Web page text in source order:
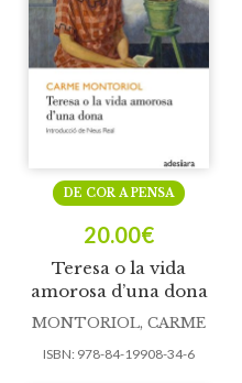
Teresa o la vida
amorosa d’una dona
DE COR A PENSA
20.00€
MONTORIOL, CARME
ISBN: 978-84-19908-34-6